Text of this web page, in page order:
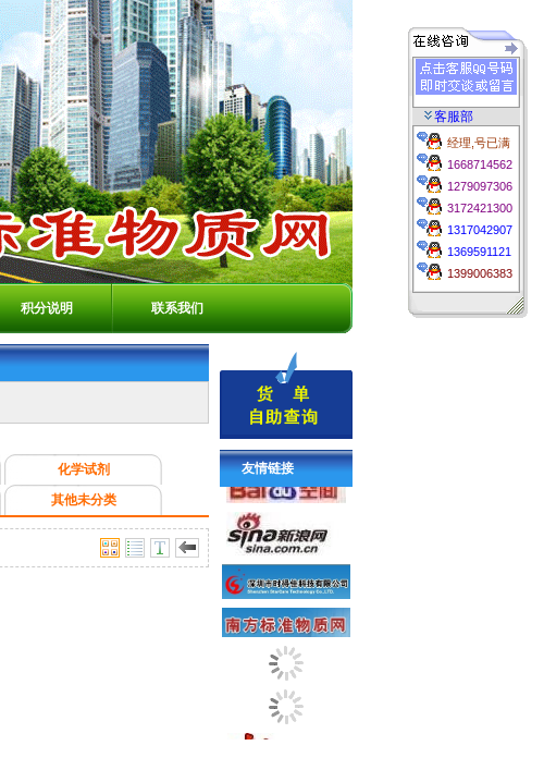
客服部
经理,号已满
1668714562
1279097306
3172421300
1317042907
1369591121
1399006383
积分说明 联系我们
化学试剂
其他未分类
友情链接